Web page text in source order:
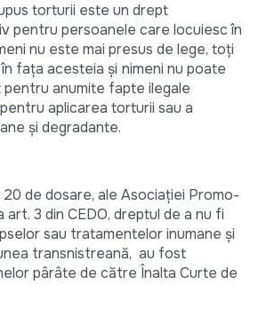
torturii este un drept
pentru persoanele care locuiesc în
nu este mai presus de lege, toți
fața acesteia și nimeni nu poate
anumite fapte ilegale
aplicarea torturii sau a
și degradante.
de dosare, ale Asociației Promo-
art. 3 din CEDO, dreptul de a nu fi
sau tratamentelor inumane și
transnistreană, au fost
pârâte de către Înalta Curte de